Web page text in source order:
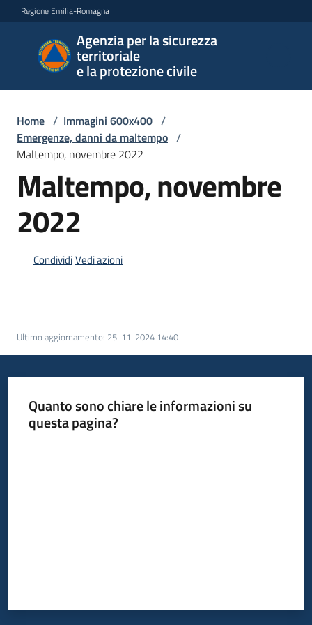
Vai al contenuto
Vai alla navigazione
Vai al footer
Regione Emilia-Romagna
Agenzia per la sicurezza
territoriale
e la protezione civile
Agenzia
per la
sicurezza
e la
protezione
civile
Argomenti
Servizi
Bandi
Home / Immagini 600x400 /
Emergenze, danni da maltempo /
Maltempo, novembre 2022
Maltempo, novembre
2022
CondividiVedi azioni
Ultimo aggiornamento: 25-11-2024 14:40
Quanto sono chiare le informazioni su
questa pagina?